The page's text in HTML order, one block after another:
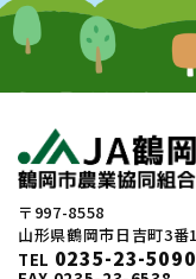
〒997-8558
山形県鶴岡市日吉町3番
TEL 0235-23-5090